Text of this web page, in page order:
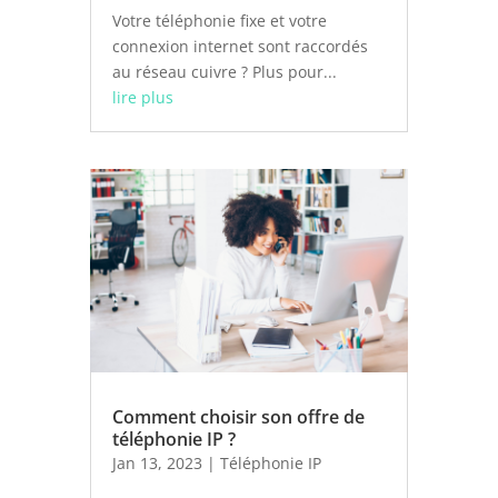
Votre téléphonie fixe et votre
connexion internet sont raccordés
au réseau cuivre ? Plus pour...
lire plus
Comment choisir son offre de
téléphonie IP ?
Jan 13, 2023 | Téléphonie IP